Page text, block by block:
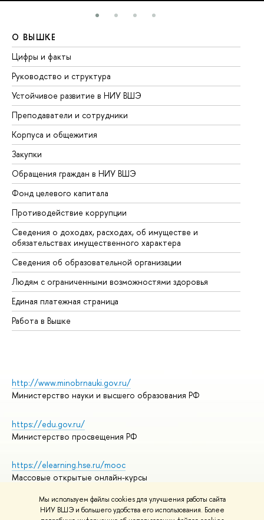
Мы используем файлы cookies для улучшения работы сайта
НИУ ВШЭ и большего удобства его использования. Более
О ВЫШКЕ
Цифры и факты
Руководство и структура
Устойчивое развитие в НИУ ВШЭ
Преподаватели и сотрудники
Корпуса и общежития
Закупки
Обращения граждан в НИУ ВШЭ
Фонд целевого капитала
Противодействие коррупции
Сведения о доходах, расходах, об имуществе и
обязательствах имущественного характера
Сведения об образовательной организации
Людям с ограниченными возможностями здоровья
Единая платежная страница
Работа в Вышке
http://www.minobrnauki.gov.ru/
Министерство науки и высшего образования РФ
https://edu.gov.ru/
Министерство просвещения РФ
https://elearning.hse.ru/mooc
Массовые открытые онлайн-курсы